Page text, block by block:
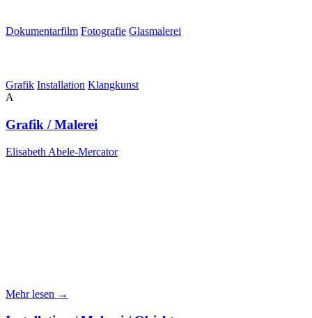
Dokumentarfilm Fotografie Glasmalerei
Grafik Installation Klangkunst
A
Grafik / Malerei
Elisabeth Abele-Mercator
Mehr lesen →